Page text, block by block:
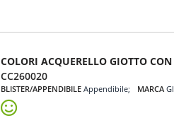
COLORI ACQUERELLO GIOTTO
CC260020
BLISTER/APPENDIBILE Appendibile MARCA